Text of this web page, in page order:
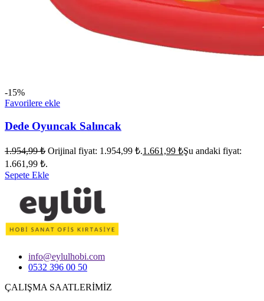
-15%
Favorilere ekle
Dede Oyuncak Salıncak
1.954,99₺ Orijinal fiyat: 1.954,99 ₺.1.661,99 ₺Şu andaki fiyat:
1.661,99 ₺.
Sepete Ekle
info@eylulhobi.com
0532 396 00 50
ÇALIŞMA SAATLERİMİZ